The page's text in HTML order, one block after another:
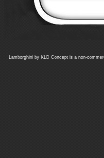
Lamborghini by KLD Concept is a non-